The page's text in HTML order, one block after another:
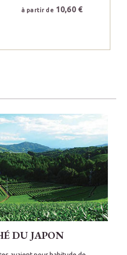
à partir de 10,60 €
DU JAPON